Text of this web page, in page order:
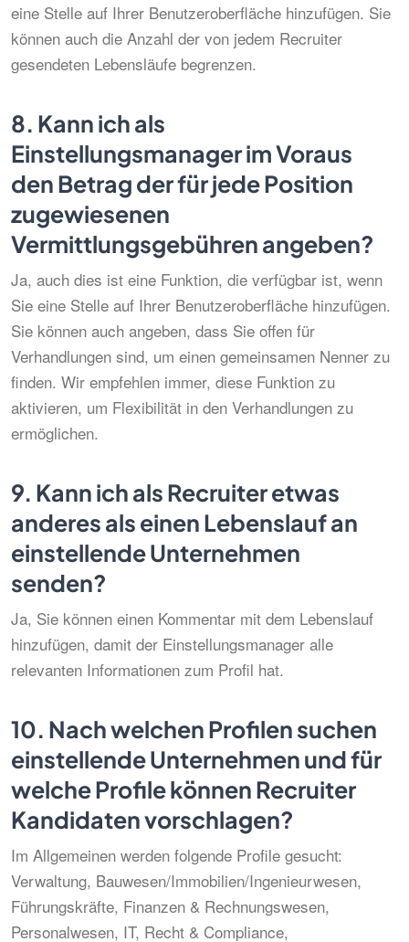
eine Stelle auf Ihrer Benutzeroberfläche hinzufügen. Sie
können auch die Anzahl der von jedem Recruiter
gesendeten Lebensläufe begrenzen.
8. Kann ich als
Einstellungsmanager im Voraus
den Betrag der für jede Position
zugewiesenen
Vermittlungsgebühren angeben?
Ja, auch dies ist eine Funktion, die verfügbar ist, wenn
Sie eine Stelle auf Ihrer Benutzeroberfläche hinzufügen.
Sie können auch angeben, dass Sie offen für
Verhandlungen sind, um einen gemeinsamen Nenner zu
finden. Wir empfehlen immer, diese Funktion zu
aktivieren, um Flexibilität in den Verhandlungen zu
ermöglichen.
9. Kann ich als Recruiter etwas
anderes als einen Lebenslauf an
einstellende Unternehmen
senden?
Ja, Sie können einen Kommentar mit dem Lebenslauf
hinzufügen, damit der Einstellungsmanager alle
relevanten Informationen zum Profil hat.
10. Nach welchen Profilen suchen
einstellende Unternehmen und für
welche Profile können Recruiter
Kandidaten vorschlagen?
Im Allgemeinen werden folgende Profile gesucht:
Verwaltung, Bauwesen/Immobilien/Ingenieurwesen,
Führungskräfte, Finanzen & Rechnungswesen,
Personalwesen, IT, Recht & Compliance,